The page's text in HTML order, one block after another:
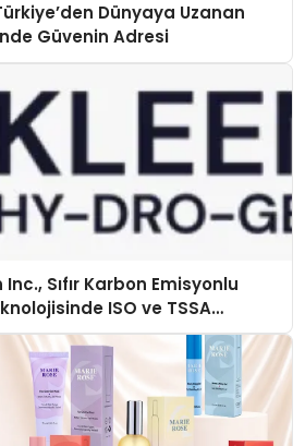
Dünyaya Uzanan
Güvenin Adresi
Sıfır Karbon Emisyonlu
ISO ve TSSA
Aldı